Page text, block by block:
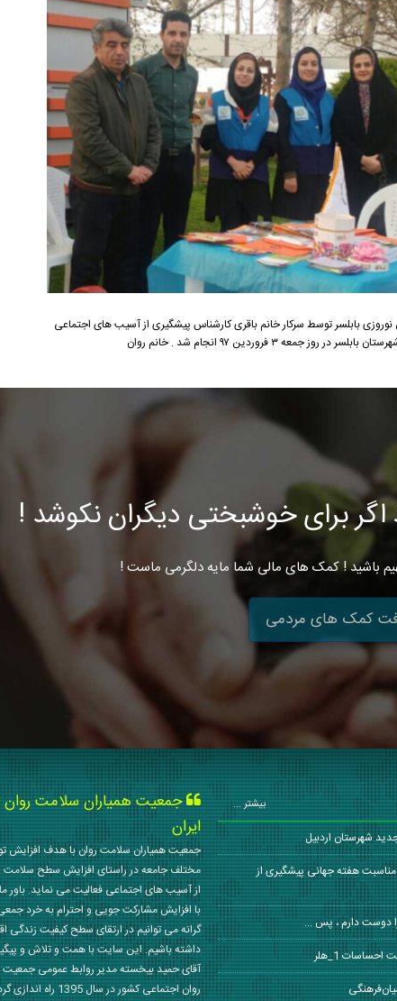
بابلسر توسط سرکار خانم باقری کارشناس پیشگیری از آسیب های اجتماعی
فروردین ۹۷ انجام شد . خانم روان
برای خوشبختی دیگران نکوشد !
باشید ! کمک های مالی شما مایه دلگرمی ماست !
کمک های مردمی
بیشتر ...
شهرستان اردبیل
مناسبت هفته جهانی پیشگیری از
دارم ، پس ...
1_هلر
جمعیت همیاران سلامت روان
ایران
جمعیت همیاران سلامت روان با هدف افزایش
مختلف جامعه در راستای افزایش سطح سلامت
از آسیب های اجتماعی فعالیت می نماید. باور
با افزایش مشارکت جویی و احترام به خرد
گرانه می توانیم در ارتقای سطح کیفیت زندگی
داشته باشیم. این سایت با همت و تلاش و
آقای حمید بیخسته مدیر روابط عمومی جمعیت
روان اجتماعی کشور در سال 1395 راه اندازی گردید.